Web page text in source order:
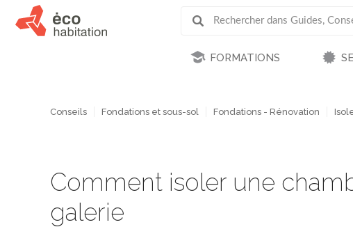
FORMATIONS
Conseils Fondations et sous-sol Fondations - Rénovation
Comment isoler une
galerie